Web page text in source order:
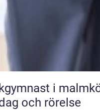
i malmköping vägen
och rörelse